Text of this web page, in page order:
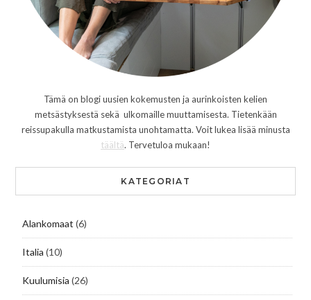
Tämä on blogi uusien kokemusten ja aurinkoisten kelien
metsästyksestä sekä ulkomaille muuttamisesta. Tietenkään
reissupakulla matkustamista unohtamatta. Voit lukea lisää minusta
täältä. Tervetuloa mukaan!
KATEGORIAT
Alankomaat (6)
Italia (10)
Kuulumisia (26)